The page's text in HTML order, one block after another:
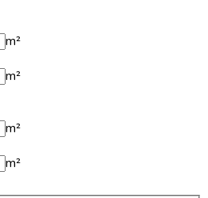
m²
m²
m²
m²